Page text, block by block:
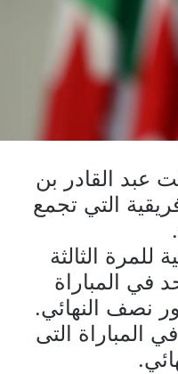
عبد القادر بن
التي تجمع
الثالثة
في المباراة
نصف النهائي.
التى